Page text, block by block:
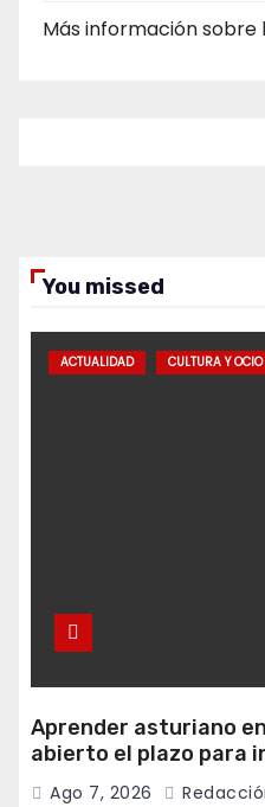
Más información sobre
You missed
ACTUALIDAD CULTURA Y OCIO
Aprender asturiano
abierto el plazo para
programa Falamos
Ago 7, 2026